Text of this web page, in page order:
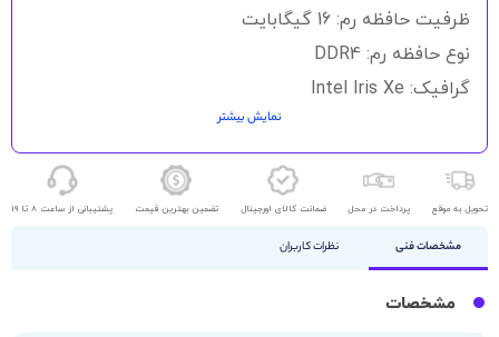
ظرفیت حافظه رم: 16 گیگابایت
نوع حافظه رم: DDR4
گرافیک: Intel Iris Xe
اندازه صفحه نمایش: 14 اینچ
کیفیت صفحه نمایش: FHD
نمایش بیشتر
تحویل به موقع پرداخت در محل ضمانت کالای اورجینال تضمین بهترین قیمت پشتیبانی از ساعت 8 تا 19
مشخصات فنی نظرات کاربران
مشخصات